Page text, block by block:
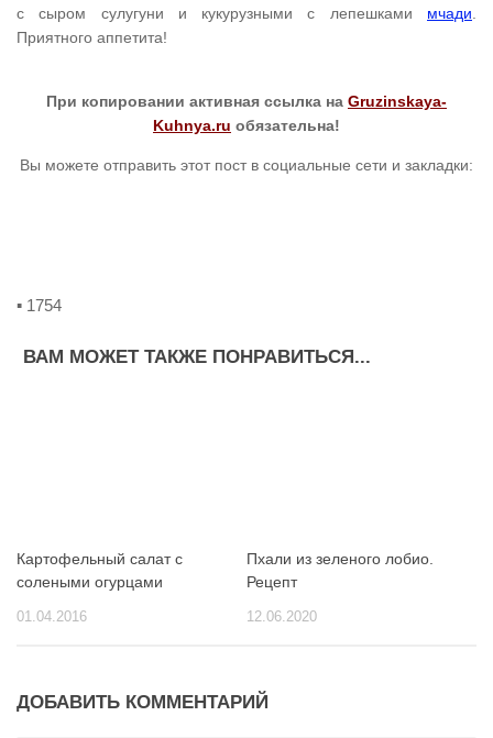
с сыром сулугуни и кукурузными с лепешками мчади
Приятного аппетита!
При копировании активная ссылка на Gruzinskaya-
Kuhnya.ru обязательна!
Вы можете отправить этот пост в социальные сети и закладки:
▪ 1754
ВАМ МОЖЕТ ТАКЖЕ ПОНРАВИТЬСЯ...
Картофельный салат с
солеными огурцами
01.04.2016
Пхали из зеленого лобио.
Рецепт
12.06.2020
ДОБАВИТЬ КОММЕНТАРИЙ